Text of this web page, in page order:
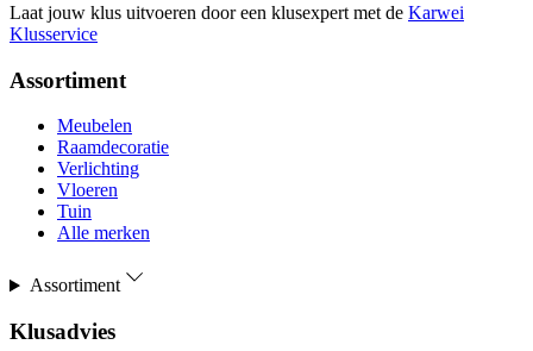
Laat jouw klus uitvoeren door een klusexpert met de Karwei
Klusservice
Assortiment
Meubelen
Raamdecoratie
Verlichting
Vloeren
Tuin
Alle merken
Assortiment
Klusadvies